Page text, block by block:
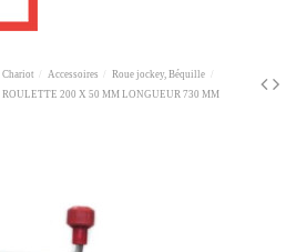
Chariot Accessoires
Roue jockey, Béquille
200 X 50 MM LONGUEUR 730 MM